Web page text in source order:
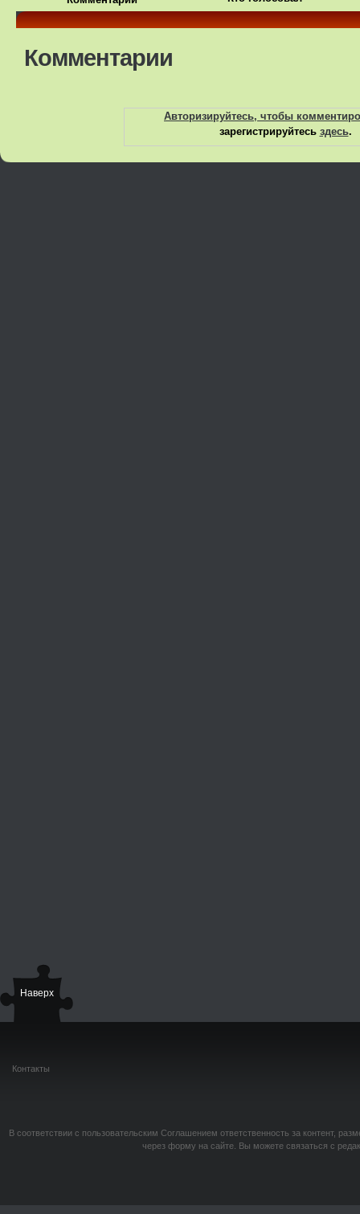
Комментарии
Авторизируйтесь, чтобы
зарегистрируйтесь здесь.
Наверх
Контакты
В соответствии с пользовательским Соглашением ответственность за контент,
через форму на сайте. Вы можете связаться с